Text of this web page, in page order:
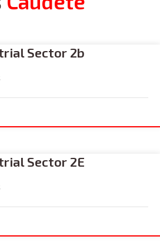
Sector 2b
Sector 2E